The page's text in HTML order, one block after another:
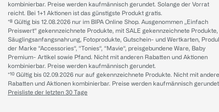
kombinierbar. Preise werden kaufmännisch gerundet. Solange der Vorrat
reicht. Bei 1+1 Aktionen ist das günstigste Produkt gratis.
*⁸ Gültig bis 12.08.2026 nur im BIPA Online Shop. Ausgenommen „Einfach
Preiswert“ gekennzeichnete Produkte, mit SALE gekennzeichnete Produkte,
Säuglingsanfangsnahrung, Fotoprodukte, Gutschein- und Wertkarten,
der Marke “Accessories“, “Tonies“, “Mavie“, preisgebundene Ware, Baby
Premium- Artikel sowie Pfand. Nicht mit anderen Rabatten und Aktionen
kombinierbar. Preise werden kaufmännisch gerundet.
*¹⁰ Gültig bis 02.09.2026 nur auf gekennzeichnete Produkte. Nicht mit
Rabatten und Aktionen kombinierbar. Preise werden kaufmännisch
Preisliste der letzten 30 Tage